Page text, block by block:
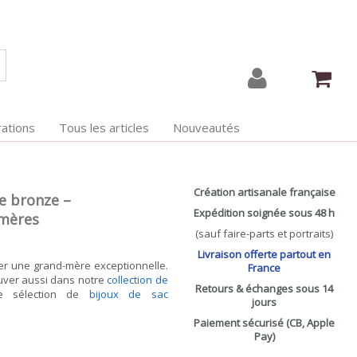
Tous les articles Nouveautés
bronze –
une grand-mère exceptionnelle.
aussi dans notrecollection de
sélection de bijoux de sac
Création artisanale française
Expédition soignée sous 48 h
(sauf faire-parts et portraits)
Livraison offerte partout en
France
Retours & échanges sous 14
jours
Paiement sécurisé (CB, Apple
Pay)